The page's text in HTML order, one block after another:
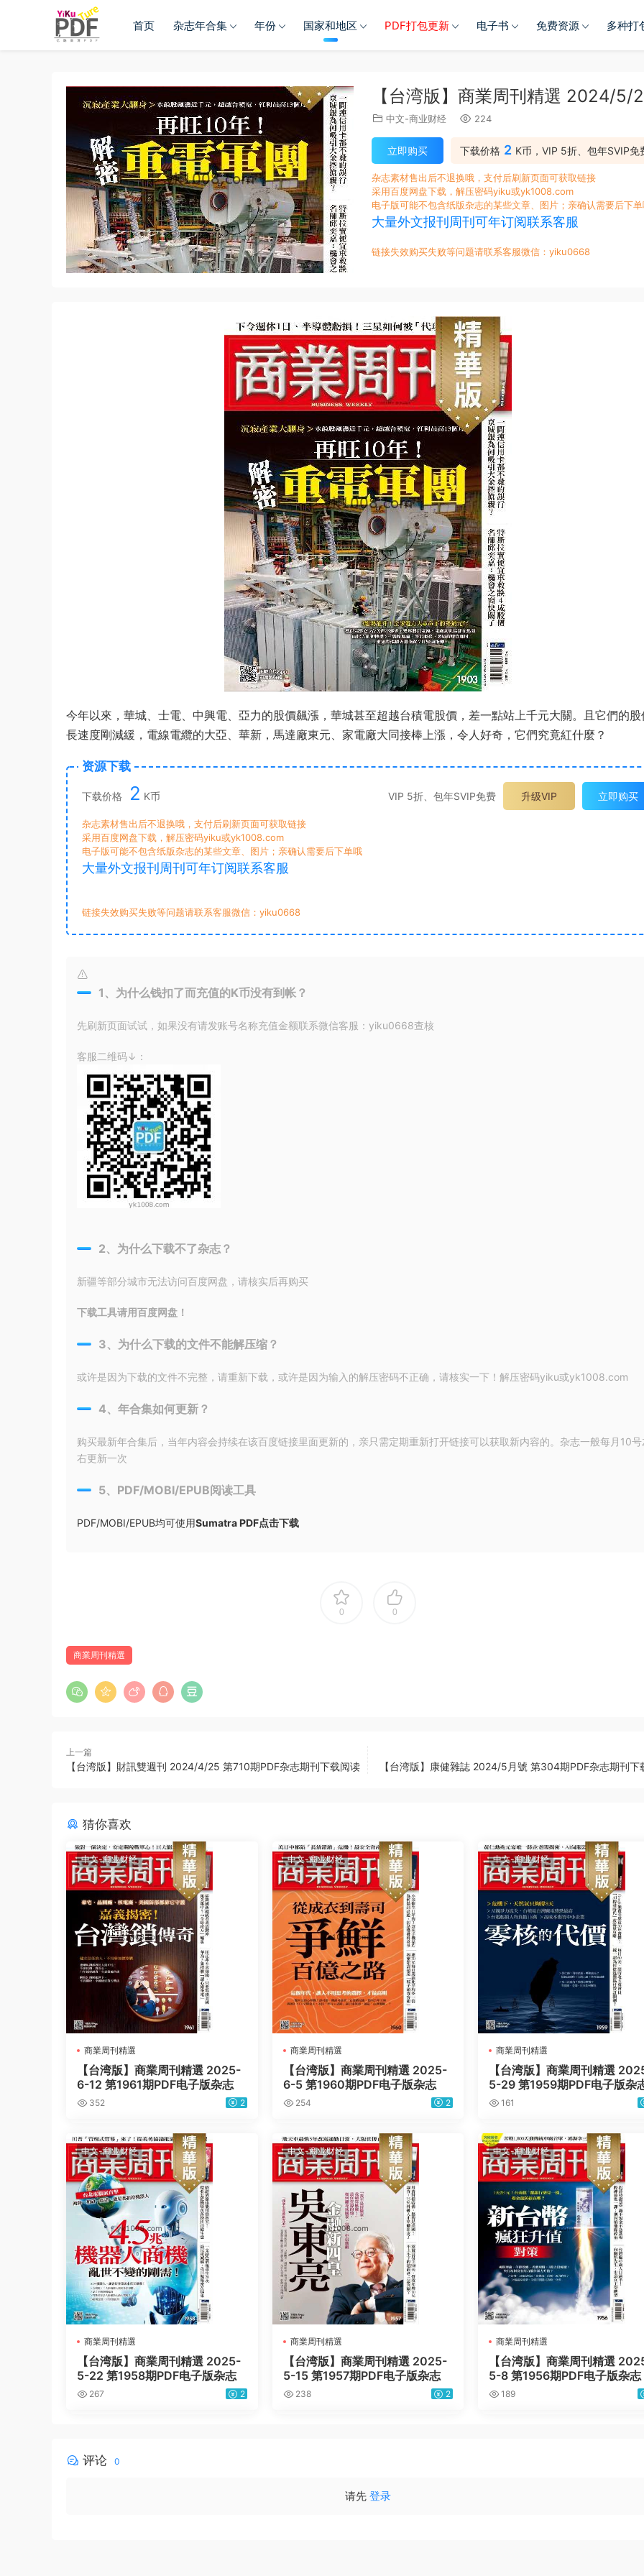
首页 杂志年合集 年份 国家和地区 PDF打包更新 电子书 免费资源 多种打
【台湾版】商業周刊精選 2024/
中文-商业财经 224
下载价格 2 K币，VIP 5折、包年SVIP免
立即购买
杂志素材售出后不退换哦，支付后刷新页面可获取链接
采用百度网盘下载，解压密码yiku或yk1008.com
电子版可能不包含纸版杂志的某些文章、图片；亲确认需要后下
大量外文报刊周刊可年订阅联系客服
链接失效购买失败等问题请联系客服微信：yiku0668
今年以來，華城、士電、中興電、亞力的股價飆漲，華城甚至超越台積電股價，差一點站上千元大關。且它們的股
長速度剛減緩，電線電纜的大亞、華新，馬達廠東元、家電廠大同接棒上漲，令人好奇，它們究竟紅什麼？
资源下载
下载价格 2 K币 VIP 5折、包年SVIP免费 升级VIP 立即购买
杂志素材售出后不退换哦，支付后刷新页面可获取链接
采用百度网盘下载，解压密码yiku或yk1008.com
电子版可能不包含纸版杂志的某些文章、图片；亲确认需要后下单哦
大量外文报刊周刊可年订阅联系客服
链接失效购买失败等问题请联系客服微信：yiku0668
1、为什么钱扣了而充值的K币没有到帐？
先刷新页面试试，如果没有请发账号名称充值金额联系微信客服：yiku0668查核
客服二维码↓：
2、为什么下载不了杂志？
新疆等部分城市无法访问百度网盘，请核实后再购买
下载工具请用百度网盘！
3、为什么下载的文件不能解压缩？
或许是因为下载的文件不完整，请重新下载，或许是因为输入的解压密码不正确，请核实一下！解压密码yiku或yk1008.com
4、年合集如何更新？
购买最新年合集后，当年内容会持续在该百度链接里面更新的，亲只需定期重新打开链接可以获取新内容的。杂志一般每月10号
右更新一次
5、PDF/MOBI/EPUB阅读工具
PDF/MOBI/EPUB均可使用Sumatra PDF点击下载
0 0
商業周刊精選
上一篇
【台湾版】財訊雙週刊 2024/4/25 第710期PDF杂志期刊下载阅读 【台湾版】康健雜誌 2024/5月號 第304期PDF杂志期刊下
猜你喜欢
中文-商业财经
商業周刊精選
【台湾版】商業周刊精選 2025-
6-12 第1961期PDF电子版杂志
352 2
中文-商业财经
商業周刊精選
【台湾版】商業周刊精選 2025-
6-5 第1960期PDF电子版杂志
254 2
中文-商业财经
商業周刊精選
【台湾版】商業周刊精選
5-29 第1959期PDF电子版杂
161
中文-商业财经
商業周刊精選
【台湾版】商業周刊精選 2025-
5-22 第1958期PDF电子版杂志
267 2
中文-商业财经
商業周刊精選
【台湾版】商業周刊精選 2025-
5-15 第1957期PDF电子版杂志
238 2
中文-商业财经
商業周刊精選
【台湾版】商業周刊精選
5-8 第1956期PDF电子版杂志
189
评论 0
请先 登录